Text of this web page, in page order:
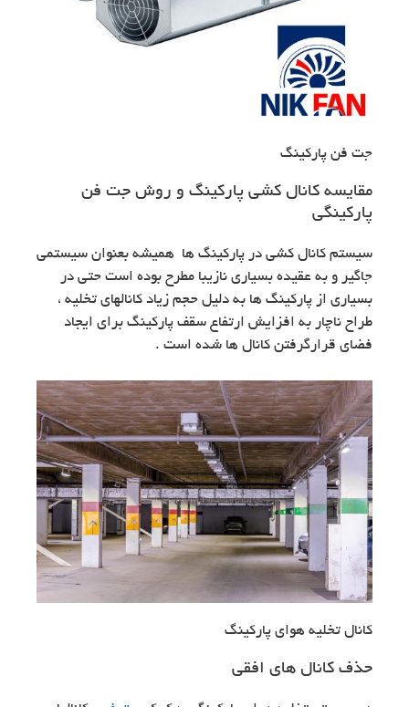
جت فن پارکینگ
مقایسه کانال کشی پارکینگ و روش جت فن
پارکینگی
سیستم کانال کشی در پارکینگ ها همیشه بعنوان سیستمی
جاگیر و به عقیده بسیاری نازیبا مطرح بوده است حتی در
بسیاری از پارکینگ ها به دلیل حجم زیاد کانالهای تخلیه ،
طراح ناچار به افزایش ارتفاع سقف پارکینگ برای ایجاد
فضای قرارگرفتن کانال ها شده است .
کانال تخلیه هوای پارکینگ
حذف کانال های افقی